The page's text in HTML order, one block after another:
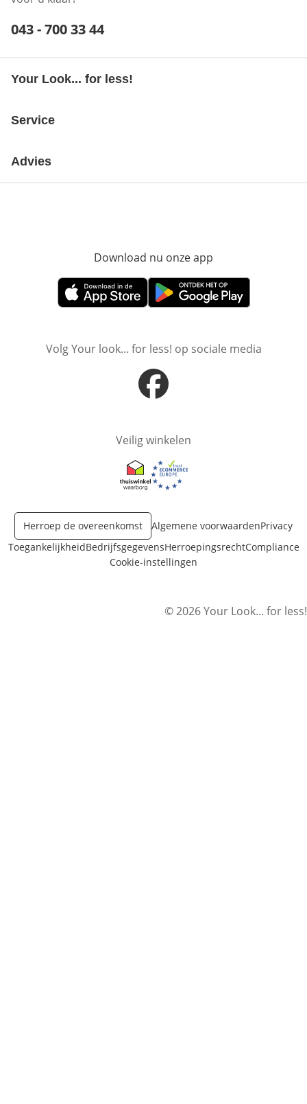
Telefoonnummer:
043 - 700 33 44
Your Look... for less!
Service
Advies
Download nu onze app
Opent in nieuw vensterOpent in nieuw venster
Volg Your look... for less! op sociale media
Opent in nieuw venster
Veilig winkelen
Opent in nieuw venster
Opent in nieuw venster
Herroep de overeenkomst Algemene voorwaardenPrivacy
ToegankelijkheidBedrijfsgegevensHerroepingsrechtCompliance
Cookie-instellingen
© 2026 Your Look... for less!